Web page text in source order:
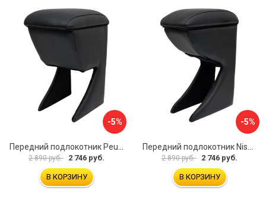
-5%
Передний подлокотник Peugeot 107 2006-2011 AVTOLIDER1 PP-Peugeot-107-01
2 890 руб. 2 746 руб.
В КОРЗИНУ
-5%
Передний подлокотник Nissan Almera 2013- AVTOLIDER1 PP-Nissan-Almera-13-01
2 890 руб. 2 746 руб.
В КОРЗИНУ